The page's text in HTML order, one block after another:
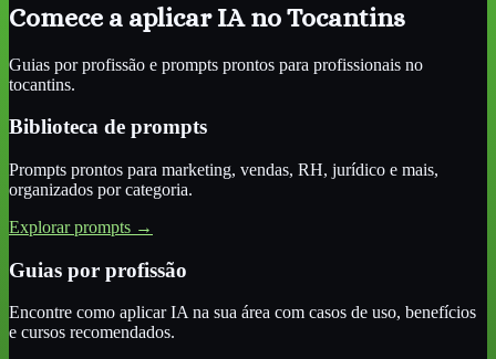
Comece a aplicar IAno Tocantins
Guias por profissão e prompts prontos para profissionais no
tocantins.
Biblioteca de prompts
Prompts prontos para marketing, vendas, RH, jurídico e mais,
organizados por categoria.
Explorar prompts →
Guias por profissão
Encontre como aplicar IA na sua área com casos de uso, benefícios
e cursos recomendados.